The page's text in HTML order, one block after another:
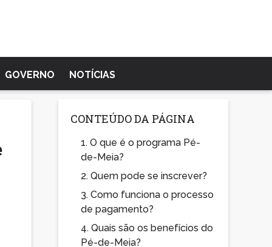
GOVERNO NOTÍCIAS
CONTEÚDO DA PÁGINA
1. O que é o programa Pé-
de-Meia?
2. Quem pode se inscrever?
3. Como funciona o processo
de pagamento?
4. Quais são os benefícios do
Pé-de-Meia?